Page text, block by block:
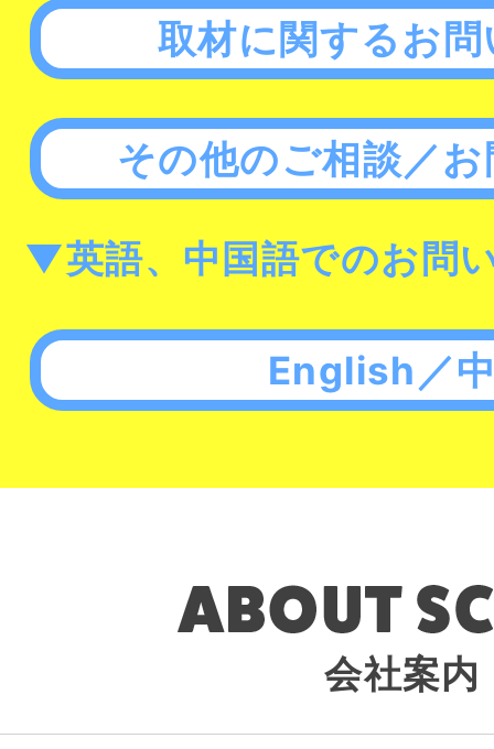
取材に関するお
その他のご相談／
▼英語、中国語でのお問
English／
会社案内